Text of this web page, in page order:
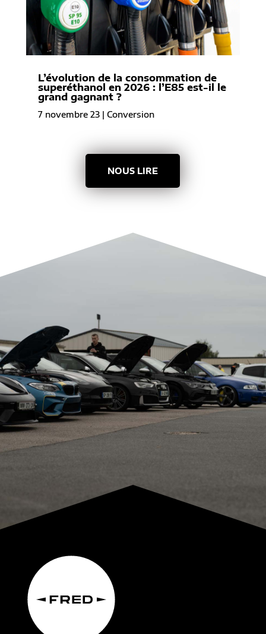
L’évolution de la consommation de
superéthanol en 2026 : l’E85 est-il le
grand gagnant ?
7 novembre 23| Conversion
NOUS LIRE